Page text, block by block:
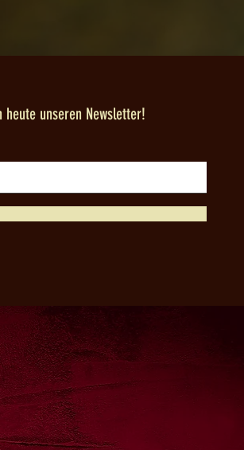
unseren Newsletter!